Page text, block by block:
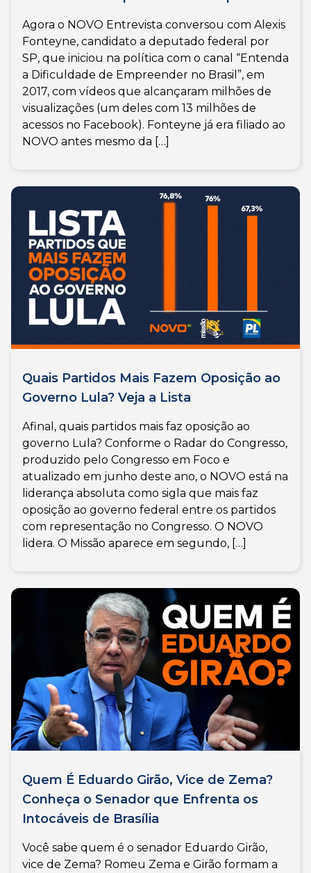
Agora o NOVO Entrevista conversou com Alexis
Fonteyne, candidato a deputado federal por
SP, que iniciou na política com o canal “Entenda
a Dificuldade de Empreender no Brasil”, em
2017, com vídeos que alcançaram milhões de
visualizações (um deles com 13 milhões de
acessos no Facebook). Fonteyne já era filiado ao
NOVO antes mesmo da […]
Quais Partidos Mais Fazem Oposição ao
Governo Lula? Veja a Lista
Afinal, quais partidos mais faz oposição ao
governo Lula? Conforme o Radar do Congresso,
produzido pelo Congresso em Foco e
atualizado em junho deste ano, o NOVO está na
liderança absoluta como sigla que mais faz
oposição ao governo federal entre os partidos
com representação no Congresso. O NOVO
lidera. O Missão aparece em segundo, […]
Quem É Eduardo Girão, Vice de Zema?
Conheça o Senador que Enfrenta os
Intocáveis de Brasília
Você sabe quem é o senador Eduardo Girão,
vice de Zema? Romeu Zema e Girão formam a